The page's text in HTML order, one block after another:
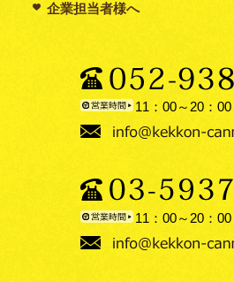
企業担当者様へ
11：00～20：00
11：00～20：00